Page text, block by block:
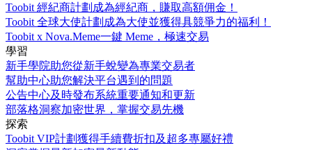
Toobit 經紀商計劃 成為經紀商，賺取高額佣金！
Toobit 全球大使計劃 成為大使並獲得具競爭力的福利！
Toobit x Nova.Meme一鍵 Meme，極速交易
學習
新手學院助您從新手蛻變為專業交易者
幫助中心助您解決平台遇到的問題
公告中心及時發布系統重要通知和更新
部落格洞察加密世界，掌握交易先機
探索
Toobit VIP計劃獲得手續費折扣及超多專屬好禮